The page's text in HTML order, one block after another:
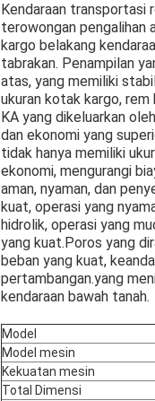
Kendaraan
terowongan pengalihan
kargo belakang
tabrakan. Penampilan
atas, yang memiliki
ukuran kotak kargo,
KA yang dikeluarkan
dan ekonomi yang
tidak hanya memiliki
ekonomi, mengurangi
aman, nyaman, dan
kuat, operasi yang
hidrolik, operasi yang
yang kuat.Poros yang
beban yang kuat,
pertambangan.yang
kendaraan bawah tanah.
Model
Model mesin
Kekuatan mesin
Total Dimensi